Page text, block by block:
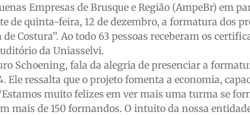
Empresas de Brusque e Região (AmpeBr) em
de quinta-feira, 12 de dezembro, a formatura dos
Costura”. Ao todo 63 pessoas receberam os
da Uniasselvi.
Schoening, fala da alegria de presenciar a
Ele ressalta que o projeto fomenta a economia,
muito felizes em ver mais uma turma se
mais de 150 formandos. O intuito da nossa